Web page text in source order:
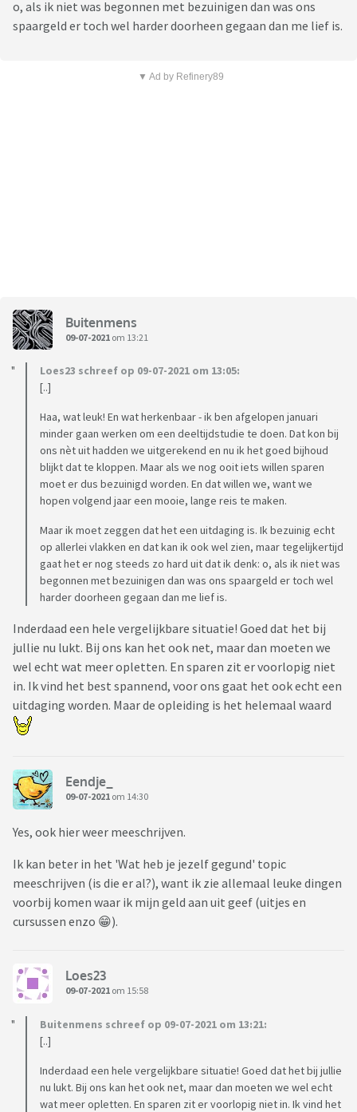
o, als ik niet was begonnen met bezuinigen dan was ons
spaargeld er toch wel harder doorheen gegaan dan me lief is.
▼ Ad by Refinery89
Buitenmens
09-07-2021 om 13:21
Loes23 schreef op 09-07-2021 om 13:05:
[..]
Haa, wat leuk! En wat herkenbaar - ik ben afgelopen januari
minder gaan werken om een deeltijdstudie te doen. Dat kon bij
ons nèt uit hadden we uitgerekend en nu ik het goed bijhoud
blijkt dat te kloppen. Maar als we nog ooit iets willen sparen
moet er dus bezuinigd worden. En dat willen we, want we
hopen volgend jaar een mooie, lange reis te maken.
Maar ik moet zeggen dat het een uitdaging is. Ik bezuinig echt
op allerlei vlakken en dat kan ik ook wel zien, maar tegelijkertijd
gaat het er nog steeds zo hard uit dat ik denk: o, als ik niet was
begonnen met bezuinigen dan was ons spaargeld er toch wel
harder doorheen gegaan dan me lief is.
Inderdaad een hele vergelijkbare situatie! Goed dat het bij
jullie nu lukt. Bij ons kan het ook net, maar dan moeten we
wel echt wat meer opletten. En sparen zit er voorlopig niet
in. Ik vind het best spannend, voor ons gaat het ook echt een
uitdaging worden. Maar de opleiding is het helemaal waard
Eendje_
09-07-2021 om 14:30
Yes, ook hier weer meeschrijven.
Ik kan beter in het 'Wat heb je jezelf gegund' topic
meeschrijven (is die er al?), want ik zie allemaal leuke dingen
voorbij komen waar ik mijn geld aan uit geef (uitjes en
cursussen enzo 😁).
Loes23
09-07-2021 om 15:58
Buitenmens schreef op 09-07-2021 om 13:21:
[..]
Inderdaad een hele vergelijkbare situatie! Goed dat het bij jullie
nu lukt. Bij ons kan het ook net, maar dan moeten we wel echt
wat meer opletten. En sparen zit er voorlopig niet in. Ik vind het